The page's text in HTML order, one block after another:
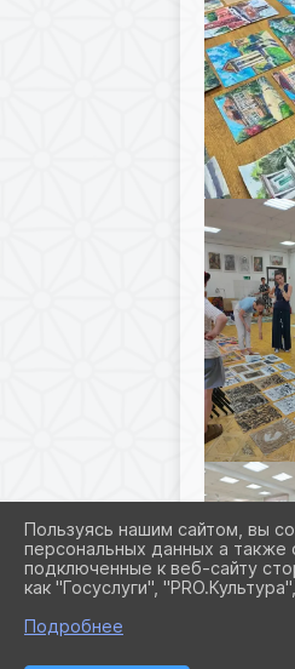
Пользуясь нашим сайтом, вы
персональных данных а также
подключенные к веб-сайту
как "Госуслуги",
Подробнее